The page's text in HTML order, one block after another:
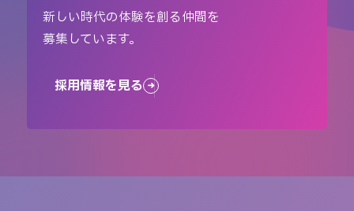
新しい時代の体験を創る仲間を
募集しています。
採用情報を見る